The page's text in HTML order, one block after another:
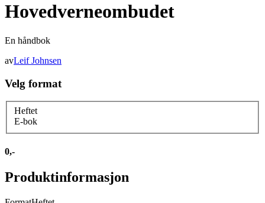
Hovedverneombudet
En håndbok
avLeif Johnsen
Velg format
Heftet
E-bok
0,-
Produktinformasjon